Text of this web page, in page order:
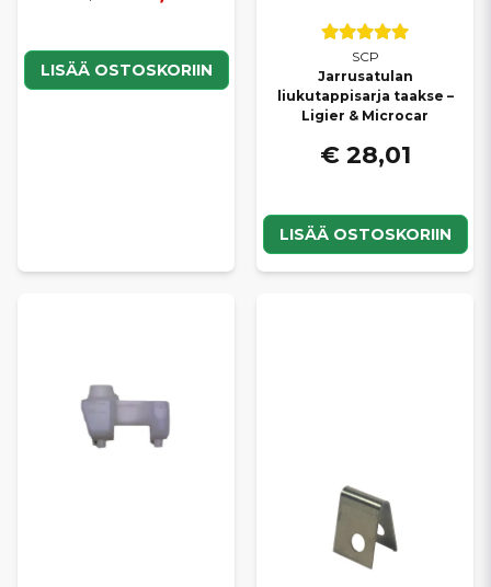
LISÄÄ OSTOSKORIIN
SCP
Jarrusatulan
liukutappisarja taakse –
Ligier & Microcar
€ 28,01
LISÄÄ OSTOSKORIIN